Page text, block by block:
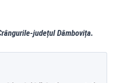
județul Dâmbovița.